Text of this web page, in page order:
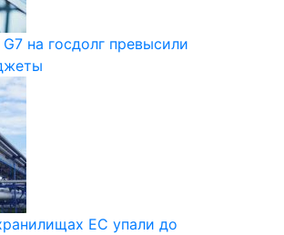
на госдолг превысили
ЕС упали до